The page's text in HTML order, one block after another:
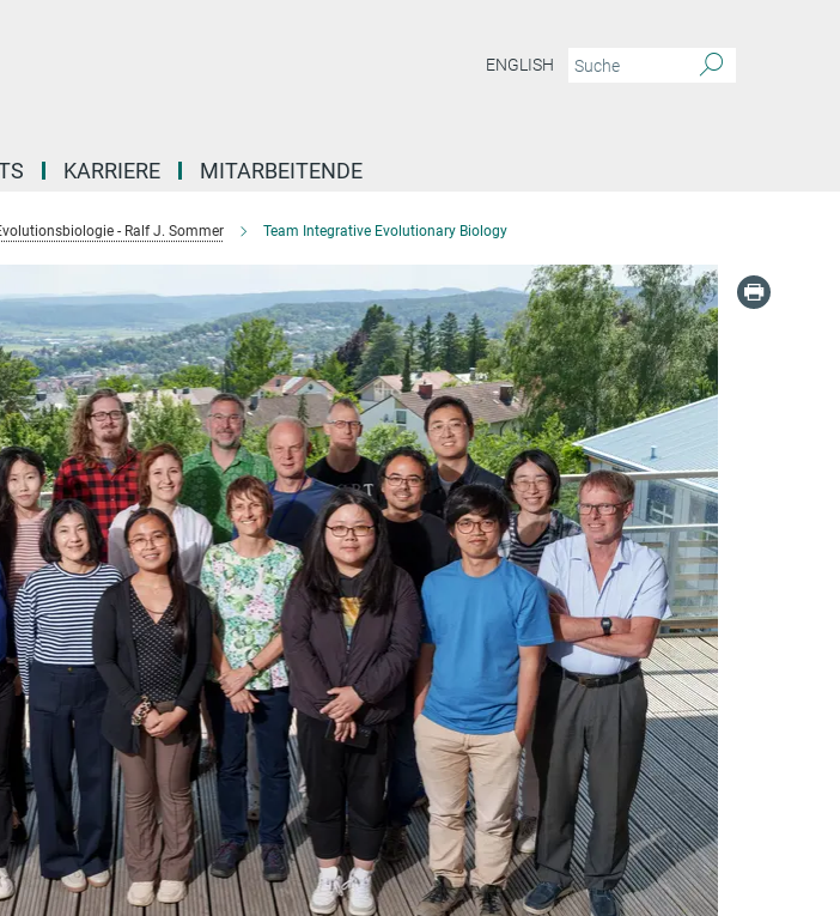
ENGLISH
KARRIERE MITARBEITENDE
- Ralf J. Sommer Team Integrative Evolutionary Biology